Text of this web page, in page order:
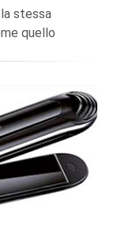
stessa
quello